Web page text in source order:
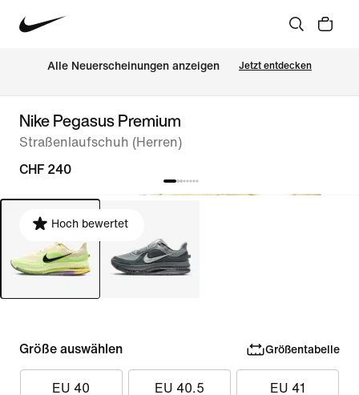
Alle Neuerscheinungen anzeigen Jetzt entdecken
Nike Pegasus Premium
Straßenlaufschuh (Herren)
CHF 240
Hoch bewertet
Größe auswählen Größentabelle
EU 40 EU 40.5 EU 41